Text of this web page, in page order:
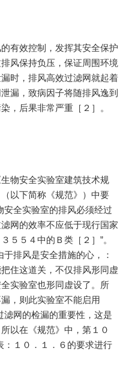
有效控制，发挥其安全保护
风保持负压，保证周围环境
时，排风高效过滤网就起着
漏，致病因子将随排风逸到
，后果非常严重［２］。
物安全实验室建筑技术规
以下简称《规范》）中要
安全实验室的排风必须经过
网的效率不应低于现行国家
５５４中的Ｂ类［２］”。
于排风是安全措施的心，：
住这道关，不仅排风形同虚
实验室也形同虚设了。所
，则此实验室不能启用
网的检漏的重要性，这是
以在《规范》中，第１０
：１０．１．６的要求进行